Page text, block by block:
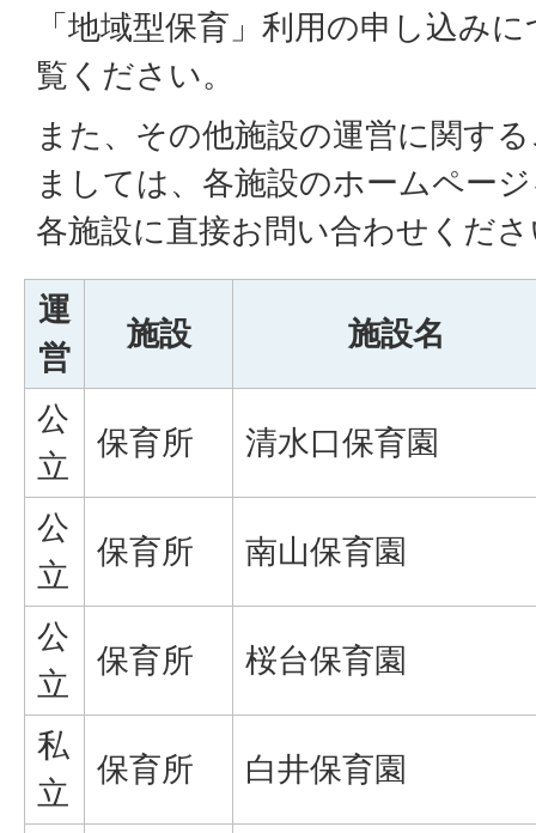
「地域型保育」利用の申し込み
覧ください。
また、その他施設の運営に関す
ましては、各施設のホームペー
各施設に直接お問い合わせくだ
運
営
施設 施設名
公
立
保育所 清水口保育園
公
立
保育所 南山保育園
公
立
保育所 桜台保育園
私
立
保育所 白井保育園